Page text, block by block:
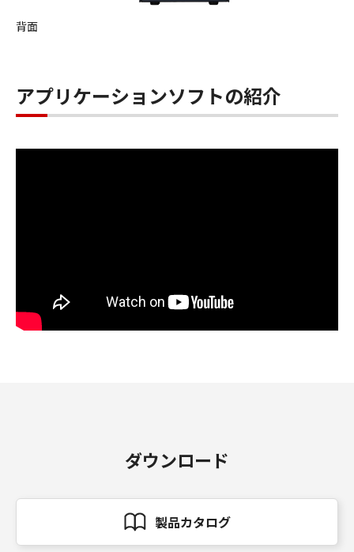
背面
アプリケーションソフトの紹介
ダウンロード
製品カタログ